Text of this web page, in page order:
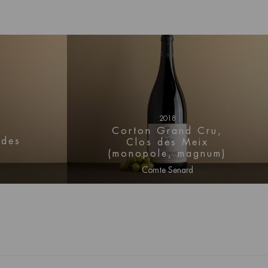
2018
Corton Grand Cru,
Clos des Meix
(monopole, magnum)
Comte Senard